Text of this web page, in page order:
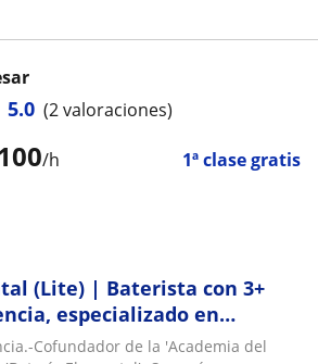
/h 1ª clase gratis
5.0 (2 valoraciones)
(Lite) | Baterista con 3+
especializado en
de todas las edades, que
Cofundador de la 'Academia del